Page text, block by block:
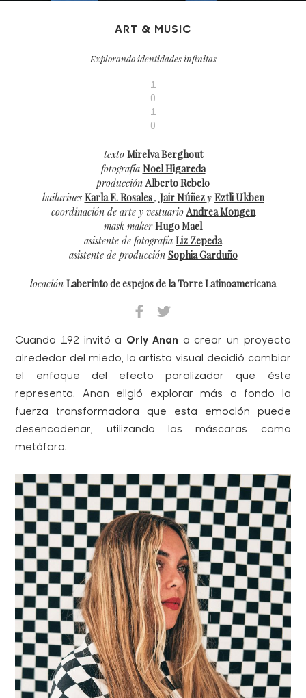
ART & MUSIC
Explorando identidades infinitas
1
0
1
0
texto Mirelva Berghout
fotografía Noel Higareda
producciónAlberto Rebelo
bailarines Karla E. Rosales, Jair Núñezy Eztli Ukben
coordinación de arte y vestuarioAndrea Mongen
mask makerHugo Mael
asistente de fotografía Liz Zepeda
asistente de producción Sophia Garduño
locación Laberinto de espejos de la Torre Latinoamericana
Cuando 192 invitó a Orly Anan a crear un proyecto
alrededor del miedo, la artista visual decidió cambiar
el enfoque del efecto paralizador que éste
representa. Anan eligió explorar más a fondo la
fuerza transformadora que esta emoción puede
desencadenar, utilizando las máscaras como
metáfora.